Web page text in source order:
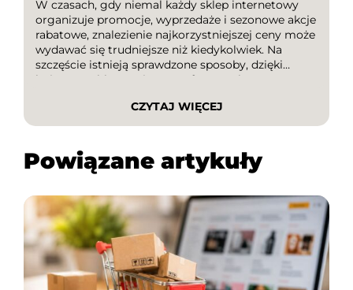
W czasach, gdy niemal każdy sklep internetowy
organizuje promocje, wyprzedaże i sezonowe akcje
rabatowe, znalezienie najkorzystniejszej ceny może
wydawać się trudniejsze niż kiedykolwiek. Na
szczęście istnieją sprawdzone sposoby, dzięki
którym szybko porównasz oferty, wykorzystasz
artykule dowiesz się, jak w kilka minut […]
CZYTAJ WIĘCEJ
Powiązane artykuły